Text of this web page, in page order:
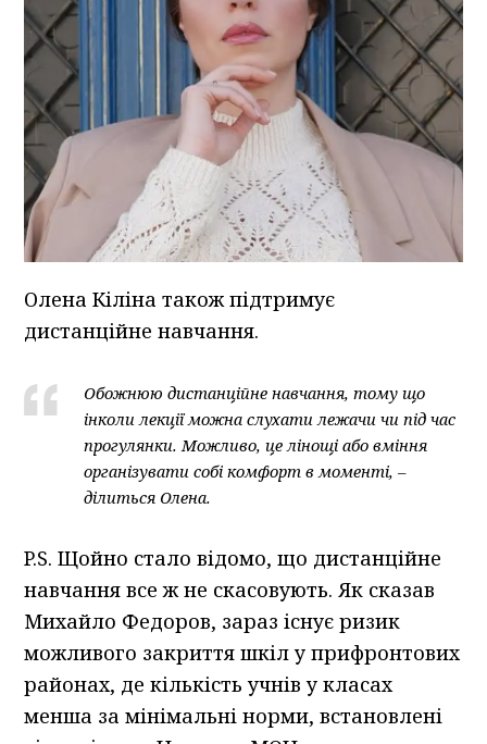
Олена Кіліна також підтримує
дистанційне навчання.
Обожнюю дистанційне навчання, тому що
інколи лекції можна слухати лежачи чи під час
прогулянки. Можливо, це лінощі або вміння
організувати собі комфорт в моменті, –
ділиться Олена.
P.S. Щойно стало відомо, що дистанційне
навчання все ж не скасовують. Як сказав
Михайло Федоров, зараз існує ризик
можливого закриття шкіл у прифронтових
районах, де кількість учнів у класах
менша за мінімальні норми, встановлені